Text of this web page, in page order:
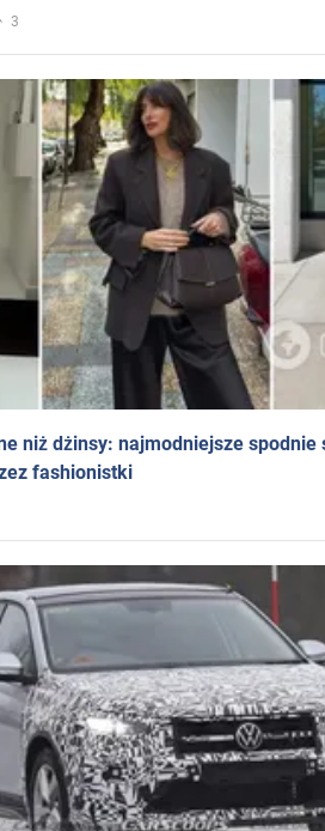
3
niż dżinsy: najmodniejsze spodnie
fashionistki